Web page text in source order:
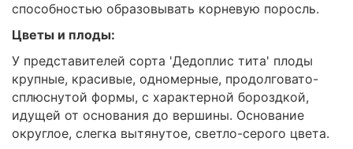
способностью образовывать корневую поросль.
Цветы и плоды:
У представителей сорта 'Дедоплис тита' плоды
крупные, красивые, одномерные, продолговато-
сплюснутой формы, с характерной бороздкой,
идущей от основания до вершины. Основание
округлое, слегка вытянутое, светло-серого цвета.